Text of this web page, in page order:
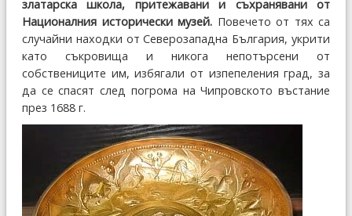
златарска школа, притежавани и съхранявани от
Националния исторически музей. Повечето от тях са
случайни находки от Северозападна България, укрити
като съкровища и никога непотърсени от
собствениците им, избягали от изпепеления град, за
да се спасят след погрома на Чипровското въстание
през 1688 г.